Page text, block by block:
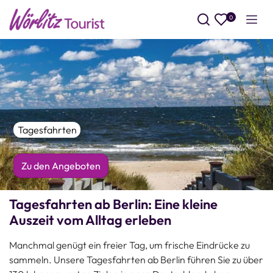
0
Tagesfahrten
Zu den Angeboten
Tagesfahrten ab Berlin: Eine kleine
Auszeit vom Alltag erleben
Manchmal genügt ein freier Tag, um frische Eindrücke zu
sammeln. Unsere Tagesfahrten ab Berlin führen Sie zu über